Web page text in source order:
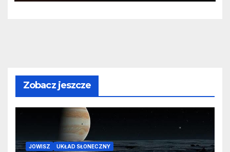
Zobacz jeszcze
JOWISZ UKŁAD SŁONECZNY